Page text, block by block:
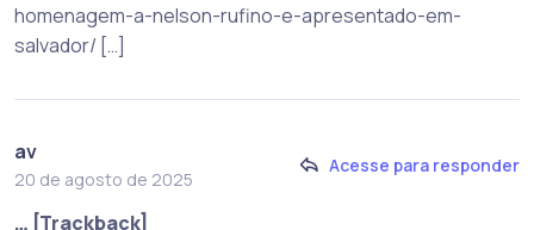
homenagem-a-nelson-rufino-e-apresentado-em-
salvador/ […]
av
20 de agosto de 2025
Acesse para responder
… [Trackback]